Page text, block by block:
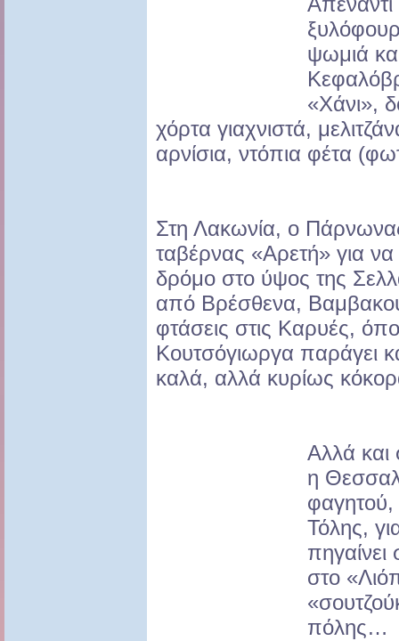
ψωμιά
«Χάνι»,
χόρτα γιαχνιστά,
αρνίσια, ντόπια φέτα
Στη Λακωνία, ο
ταβέρνας «Αρετή» για να
δρόμο στο ύψος της
από Βρέσθενα,
φτάσεις στις Καρυές,
Κουτσόγιωργα παράγει
καλά, αλλά κυρίως
Αλλά
η
φαγητού,
Τόλης,
στο
πόλης…